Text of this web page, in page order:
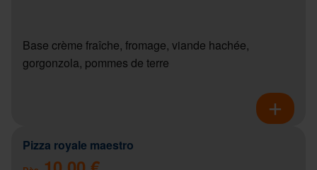
Base crème fraîche, fromage, viande hachée,
gorgonzola, pommes de terre
Pizza royale maestro